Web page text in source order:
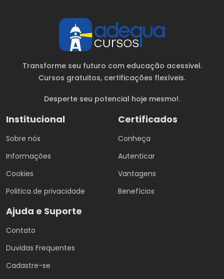
Transforme seu futuro com educação acessivel.
Cursos gratuitos, certificações flexíveis.
Desperte seu potencial hoje mesmo!.
Institucional
Sobre nós
Informações
Cookies
Politica de privacidade
Certificados
Conheça
Autenticar
Vantagens
Benefícios
Ajuda e Suporte
Contato
Duvidas Frequentes
Cadastre-se